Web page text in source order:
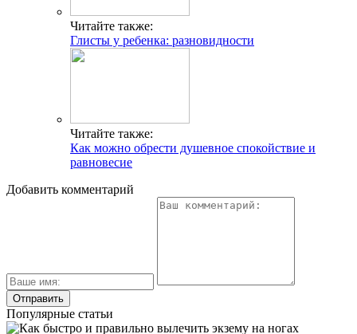
Читайте также:
Глисты у ребенка: разновидности
Читайте также:
Как можно обрести душевное спокойствие и
равновесие
Добавить комментарий
Популярные статьи